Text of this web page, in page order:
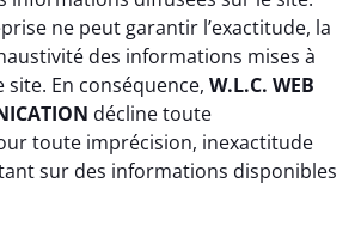
ne peut garantir l’exactitude, la
des informations mises à
En conséquence, W.L.C. WEB
décline toute
toute imprécision, inexactitude
sur des informations disponibles